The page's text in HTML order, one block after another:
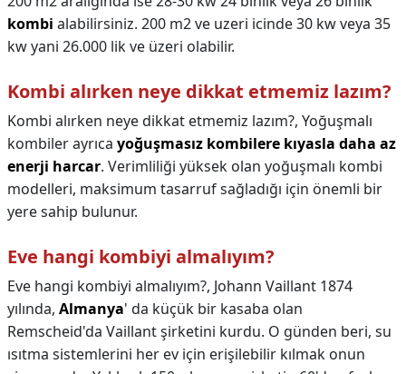
kombi alabilirsiniz. 200 m2 ve uzeri icinde 30 kw veya 35
kw yani 26.000 lik ve üzeri olabilir.
Kombi alırken neye dikkat etmemiz lazım?
Kombi alırken neye dikkat etmemiz lazım?, Yoğuşmalı
kombiler ayrıca yoğuşmasız kombilere kıyasla daha az
enerji harcar. Verimliliği yüksek olan yoğuşmalı kombi
modelleri, maksimum tasarruf sağladığı için önemli bir
yere sahip bulunur.
Eve hangi kombiyi almalıyım?
Eve hangi kombiyi almalıyım?, Johann Vaillant 1874
yılında, Almanya' da küçük bir kasaba olan
Remscheid'da Vaillant şirketini kurdu. O günden beri, su
ısıtma sistemlerini her ev için erişilebilir kılmak onun